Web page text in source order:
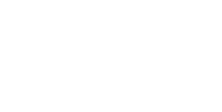
zu
mbH